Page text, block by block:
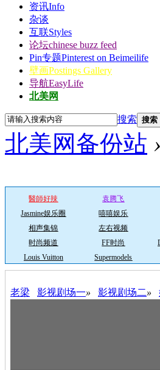
资讯Info
杂谈
互联Styles
论坛chinese buzz feed
Pin专题Pinterest on Beimeilife
壁画Postings Gallery
导航EasyLife
北美网
搜索 搜索
北美网备份站 ›
醫師好辣 袁腾飞
Jasmine娱乐圈
嘻嘻娱乐
相声集锦
左右视频
时尚频道
FF时尚
Louis Vuitton
Supermodels